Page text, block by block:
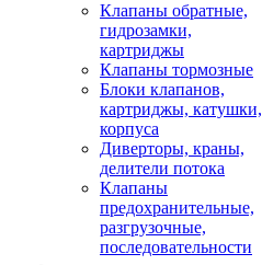
Клапаны обратные,
гидрозамки,
картриджы
Клапаны тормозные
Блоки клапанов,
картриджы, катушки,
корпуса
Диверторы, краны,
делители потока
Клапаны
предохранительные,
разгрузочные,
последовательности